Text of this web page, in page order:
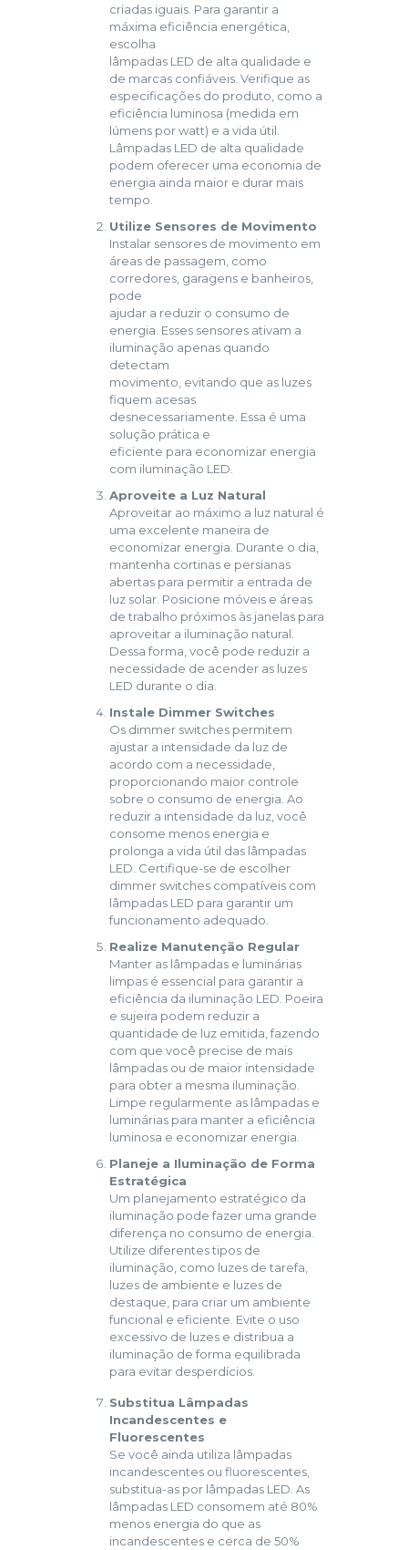
criadas iguais. Para garantir a
máxima eficiência energética,
escolha
lâmpadas LED de alta qualidade e
de marcas confiáveis. Verifique as
especificações do produto, como a
eficiência luminosa (medida em
lúmens por watt) e a vida útil.
Lâmpadas LED de alta qualidade
podem oferecer uma economia de
energia ainda maior e durar mais
tempo.
Utilize Sensores de Movimento
Instalar sensores de movimento em
áreas de passagem, como
corredores, garagens e banheiros,
pode
ajudar a reduzir o consumo de
energia. Esses sensores ativam a
iluminação apenas quando
detectam
movimento, evitando que as luzes
fiquem acesas
desnecessariamente. Essa é uma
solução prática e
eficiente para economizar energia
com iluminação LED.
Aproveite a Luz Natural
Aproveitar ao máximo a luz natural é
uma excelente maneira de
economizar energia. Durante o dia,
mantenha cortinas e persianas
abertas para permitir a entrada de
luz solar. Posicione móveis e áreas
de trabalho próximos às janelas para
aproveitar a iluminação natural.
Dessa forma, você pode reduzir a
necessidade de acender as luzes
LED durante o dia.
Instale Dimmer Switches
Os dimmer switches permitem
ajustar a intensidade da luz de
acordo com a necessidade,
proporcionando maior controle
sobre o consumo de energia. Ao
reduzir a intensidade da luz, você
consome menos energia e
prolonga a vida útil das lâmpadas
LED. Certifique-se de escolher
dimmer switches compatíveis com
lâmpadas LED para garantir um
funcionamento adequado.
Realize Manutenção Regular
Manter as lâmpadas e luminárias
limpas é essencial para garantir a
eficiência da iluminação LED. Poeira
e sujeira podem reduzir a
quantidade de luz emitida, fazendo
com que você precise de mais
lâmpadas ou de maior intensidade
para obter a mesma iluminação.
Limpe regularmente as lâmpadas e
luminárias para manter a eficiência
luminosa e economizar energia.
Planeje a Iluminação de Forma
Estratégica
Um planejamento estratégico da
iluminação pode fazer uma grande
diferença no consumo de energia.
Utilize diferentes tipos de
iluminação, como luzes de tarefa,
luzes de ambiente e luzes de
destaque, para criar um ambiente
funcional e eficiente. Evite o uso
excessivo de luzes e distribua a
iluminação de forma equilibrada
para evitar desperdícios.
Substitua Lâmpadas
Incandescentes e
Fluorescentes
Se você ainda utiliza lâmpadas
incandescentes ou fluorescentes,
substitua-as por lâmpadas LED. As
lâmpadas LED consomem até 80%
menos energia do que as
incandescentes e cerca de 50%